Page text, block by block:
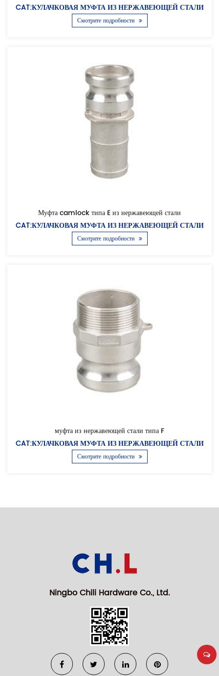
CAT:КУЛАЧКОВАЯ МУФТА ИЗ НЕРЖАВЕЮЩЕЙ СТАЛИ
Смотрите подробности
Муфта camlock типа E из нержавеющей стали
CAT:КУЛАЧКОВАЯ МУФТА ИЗ НЕРЖАВЕЮЩЕЙ СТАЛИ
Смотрите подробности
муфта из нержавеющей стали типа F
CAT:КУЛАЧКОВАЯ МУФТА ИЗ НЕРЖАВЕЮЩЕЙ СТАЛИ
Смотрите подробности
Ningbo Chili Hardware Co., Ltd.